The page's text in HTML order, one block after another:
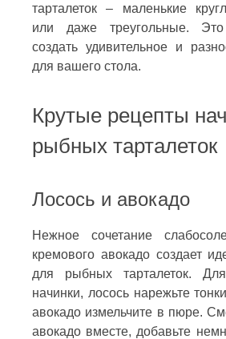
тарталеток – маленькие
или даже треугольные.
создать удивительное и
для вашего стола.
Крутые рецепты
рыбных тарталеток
Лосось и авокадо
Нежное сочетание
кремового авокадо создает
для рыбных тарталеток. Для
начинки, лосось нарежьте
авокадо измельчите в пюре.
авокадо вместе, добавьте